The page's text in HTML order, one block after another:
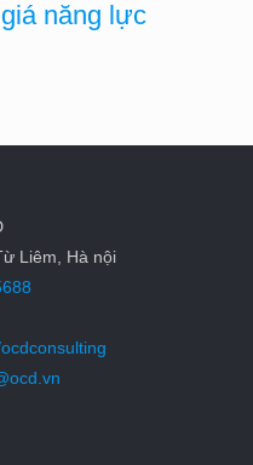
năng lực
Liêm, Hà nội